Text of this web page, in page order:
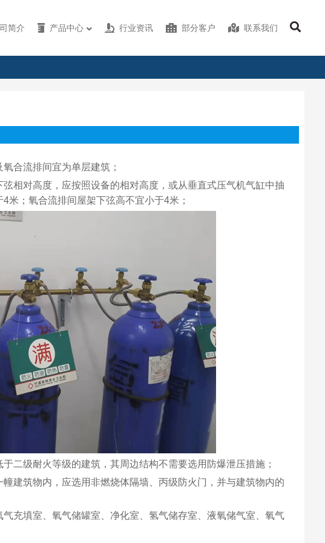
简介 产品中心 行业资讯 部分客户 联系我们
合流排间宜为单层建筑；
相对高度，应按照设备的相对高度，或从垂直式压气机气缸中抽
米；氧合流排间屋架下弦高不宜小于4米；
二级耐火等级的建筑，其周边结构不需要选用防爆泄压措施；
建筑物内，应选用非燃烧体隔墙、丙级防火门，并与建筑物内的
充填室、氧气储罐室、净化室、氢气储存室、液氧储气室、氧气